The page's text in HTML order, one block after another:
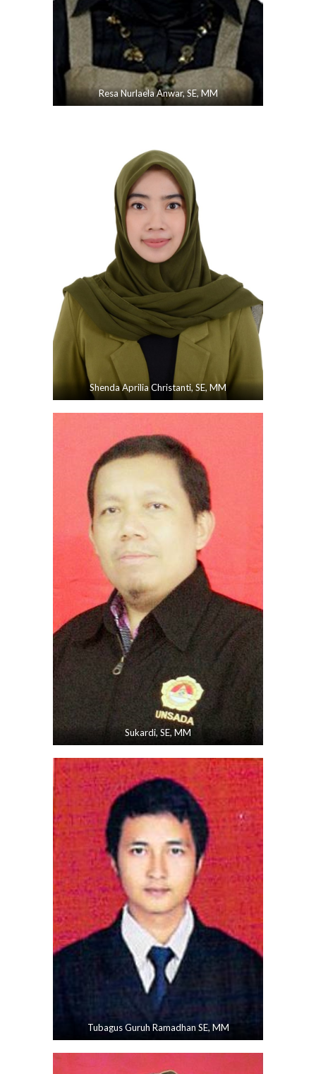
Resa Nurlaela Anwar, SE, MM
Shenda Aprilia Christanti, SE, MM
Sukardi, SE, MM
Tubagus Guruh Ramadhan SE, MM